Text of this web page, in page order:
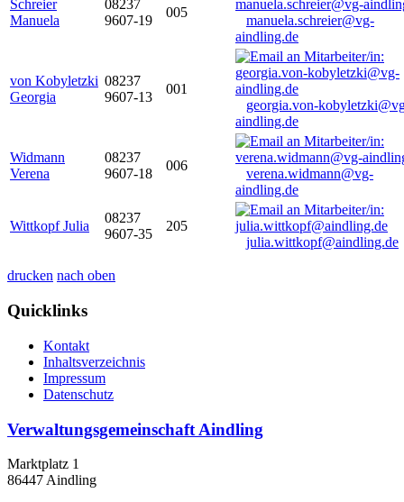
Schreier
Manuela
08237
9607-19
005
manuela.schreier@vg-
aindling.de
von Kobyletzki
Georgia
08237
9607-13
001
georgia.von-
aindling.de
Widmann
Verena
08237
9607-18
006
verena.widmann@vg-
aindling.de
Wittkopf Julia
08237
9607-35
205
julia.wittkopf@aindling.de
drucken nach oben
Quicklinks
Kontakt
Inhaltsverzeichnis
Impressum
Datenschutz
Verwaltungsgemeinschaft Aindling
Marktplatz 1
86447 Aindling